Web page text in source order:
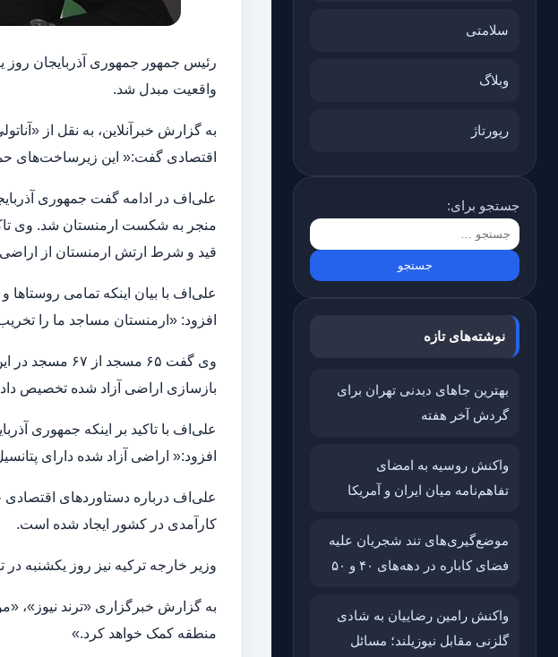
سلامتی
وبلاگ
رپورتاژ
جستجو برای:
نوشته‌های تازه
بهترین جاهای دیدنی تهران برای
گردش آخر هفته
واکنش روسیه به امضای
تفاهم‌نامه میان ایران و آمریکا
موضع‌گیری‌های تند شجریان علیه
فضای کاباره در دهه‌های ۴۰ و ۵۰
واکنش رامین رضاییان به شادی
گلزنی مقابل نیوزیلند؛ مسائل
رئیس جمهور جمهوری آذربایجان روز
واقعیت مبدل شد.
به گزارش خبرآنلاین، به نقل از
اقتصادی گفت:« این زیرساخت‌های
منجر به شکست ارمنستان شد. وی
قید و شرط ارتش ارمنستان از اراضی
علی‌اف با بیان اینکه تمامی
افزود: «ارمنستان مساجد ما را تخریب
بازسازی اراضی آزاد شده تخصیص
علی‌اف با تاکید بر اینکه جمهوری
افزود:« اراضی آزاد شده دارای پتانسیل ۷۲۰۰ مگاوات انرژی خورشیدی و ۲۰۰۰ مگاوات انرژی بادی
کارآمدی در کشور ایجاد شده است.
وزیر خارجه ترکیه نیز روز یکشنبه
به گزارش خبرگزاری «ترند نیوز»،
منطقه کمک خواهد کرد.»